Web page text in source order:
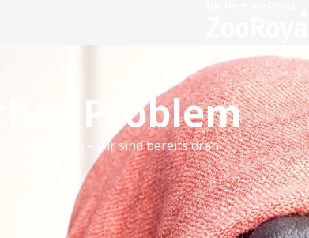
Problem
aufgetreten – wir sind bereits dran.
erneut.